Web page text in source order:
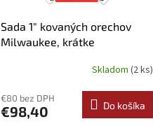
Sada 1" kovaných orechov
Milwaukee, krátke
Skladom (2 ks)
€80 bez DPH
€98,40 Do košíka